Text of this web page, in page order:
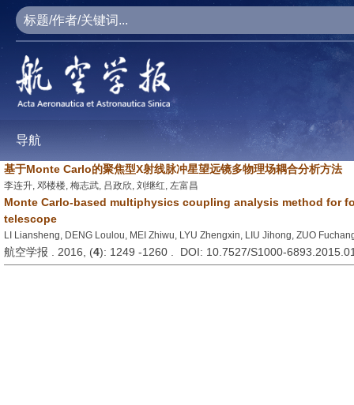
导航
基于Monte Carlo的聚焦型X射线脉冲星望远镜多物理场耦合分析方法
李连升, 邓楼楼, 梅志武, 吕政欣, 刘继红, 左富昌
Monte Carlo-based multiphysics coupling analysis method for
telescope
LI Liansheng, DENG Loulou, MEI Zhiwu, LYU Zhengxin, LIU Jihong, ZUO
航空学报 . 2016, (4): 1249 -1260 . DOI: 10.7527/S1000-